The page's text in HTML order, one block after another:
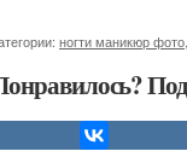
ногти маникюр фото